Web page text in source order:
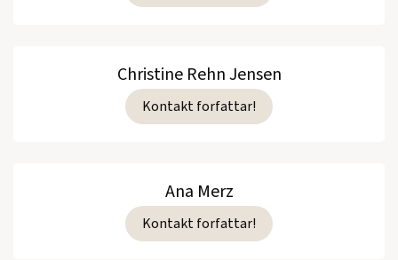
Christine Rehn Jensen
Kontakt forfattar!
Ana Merz
Kontakt forfattar!